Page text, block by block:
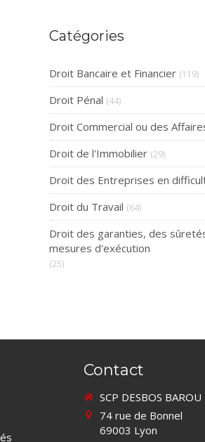
judiciaire ?
Catégories
Droit Bancaire et Financier (119)
Droit Pénal (44)
Droit Commercial ou des
Droit de l'Immobilier (29)
Droit des Entreprises en
Droit du Travail (64)
Droit des garanties, des
mesures d'exécution
(25)
Contact
SCP DESBOS BAROU
74 rue de Bonnel
69003 Lyon